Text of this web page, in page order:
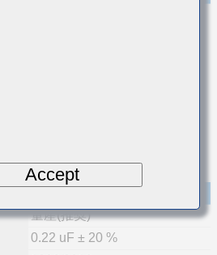
量産(推奨)
0.22 uF ± 20 %
Accept